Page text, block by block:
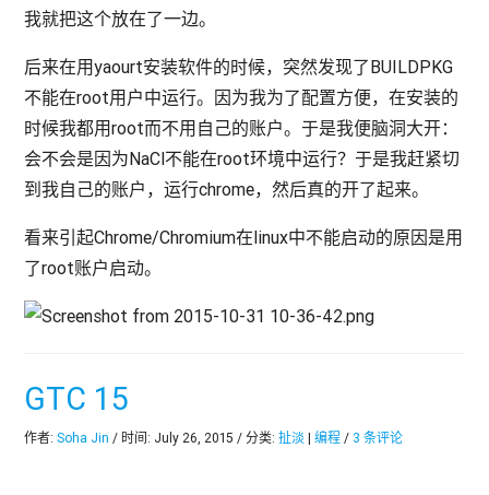
我就把这个放在了一边。
后来在用yaourt安装软件的时候，突然发现了BUILDPKG
不能在root用户中运行。因为我为了配置方便，在安装的
时候我都用root而不用自己的账户。于是我便脑洞大开：
会不会是因为NaCl不能在root环境中运行？于是我赶紧切
到我自己的账户，运行chrome，然后真的开了起来。
看来引起Chrome/Chromium在linux中不能启动的原因是用
了root账户启动。
GTC 15
作者:Soha Jin / 时间: July 26, 2015 / 分类:扯淡 |编程 / 3 条评论